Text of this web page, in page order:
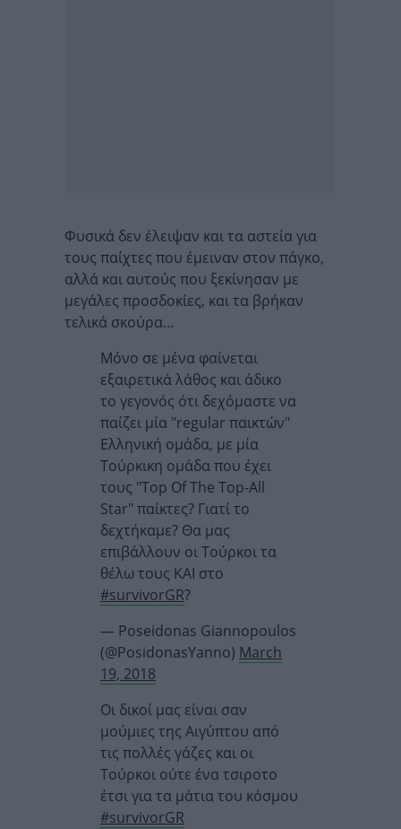
Φυσικά δεν έλειψαν και τα αστεία για
τους παίχτες που έμειναν στον πάγκο,
αλλά και αυτούς που ξεκίνησαν με
μεγάλες προσδοκίες, και τα βρήκαν
τελικά σκούρα…
Μόνο σε μένα φαίνεται
εξαιρετικά λάθος και άδικο
το γεγονός ότι δεχόμαστε να
παίζει μία "regular παικτών"
Ελληνική ομάδα, με μία
Τούρκικη ομάδα που έχει
τους "Top Of The Top-All
Star" παίκτες? Γιατί το
δεχτήκαμε? Θα μας
επιβάλλουν οι Τούρκοι τα
θέλω τους ΚΑΙ στο
#survivorGR?
— Poseidonas Giannopoulos
(@PosidonasYanno) March
19, 2018
Οι δικοί μας είναι σαν
μούμιες της Αιγύπτου από
τις πολλές γάζες και οι
Τούρκοι ούτε ένα τσιροτο
έτσι για τα μάτια του κόσμου
#survivorGR